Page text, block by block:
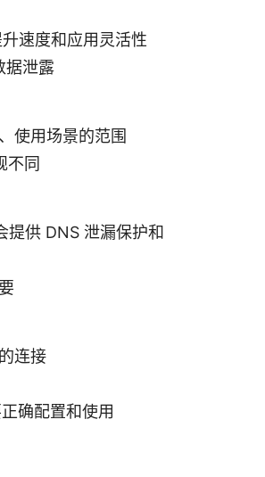
速度和应用灵活性
据泄露
使用场景的范围
不同
提供 DNS 泄漏保护和
连接
确配置和使用